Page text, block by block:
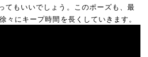
てもいいでしょう。このポーズも、最
々にキープ時間を長くしていきます。